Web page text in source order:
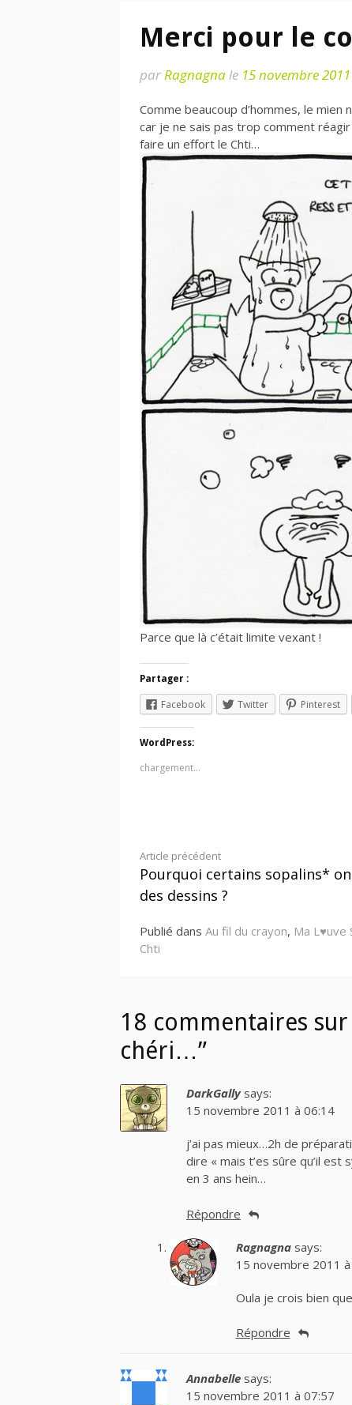
Merci pour le
parRagnagnale 15 novembre 2011
Comme beaucoup d’hommes, le
car je ne sais pas trop comment
faire un effort le Chti…
Parce que là c’était limite vexant !
Partager :
Facebook Twitter Pinterest
WordPress:
chargement…
Lire
la
Article précédent
Pourquoi certains sopalins*
des dessins ?
Publié dans Au fil du crayon, Ma L♥uve
Chti
18 commentaires
chéri…”
DarkGally says:
15 novembre 2011 à 06:14
j’ai pas mieux…2h de
dire « mais t’es sûre qu’il
en 3 ans hein…
Répondre
Ragnagna says:
15 novembre 2011
Oula je crois bien
Répondre
Annabelle says:
15 novembre 2011 à 07:57